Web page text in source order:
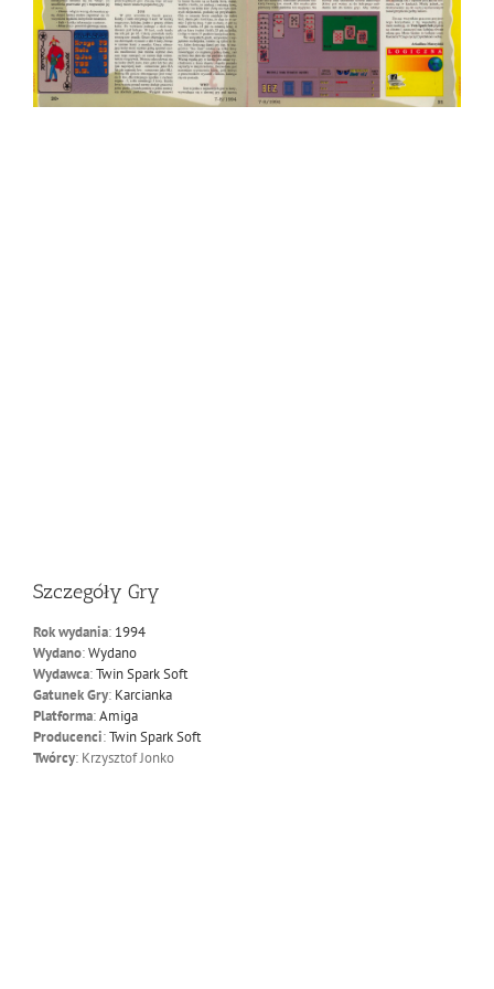
Szczegóły Gry
Rok wydania: 1994
Wydano:Wydano
Wydawca:Twin Spark Soft
Gatunek Gry: Karcianka
Platforma:Amiga
Producenci:Twin Spark Soft
Twórcy: Krzysztof Jonko